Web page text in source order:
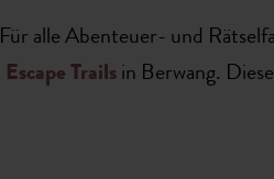
Für alle Abenteuer- und
Escape Trailsin Berwang.